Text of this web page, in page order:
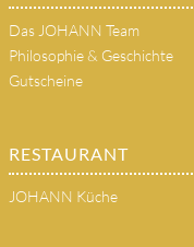
Das JOHANN Team
Philosophie & Geschichte
Gutscheine
RESTAURANT
JOHANN Küche